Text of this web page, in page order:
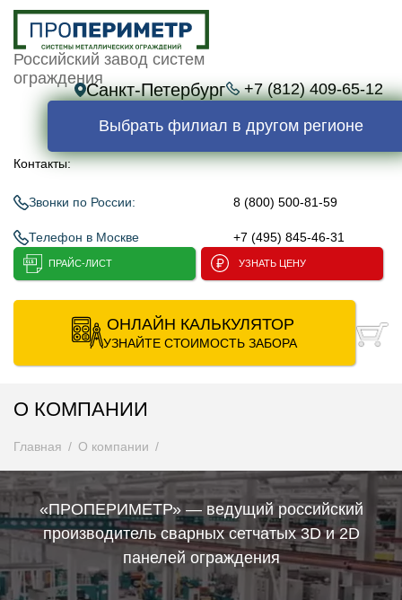
Российский завод систем
ограждения
Санкт-Петербург +7 (812) 409-65-12
Выбрать филиал в другом регионе
Контакты:
Звонки по России: 8 (800) 500-81-59
Телефон в Москве +7 (495) 845-46-31
ПРАЙС-ЛИСТ УЗНАТЬ ЦЕНУ
ОНЛАЙН КАЛЬКУЛЯТОР
УЗНАЙТЕ СТОИМОСТЬ ЗАБОРА
О КОМПАНИИ
Главная О компании
«ПРОПЕРИМЕТР» — ведущий российский
производитель сварных сетчатых 3D и 2D
панелей ограждения